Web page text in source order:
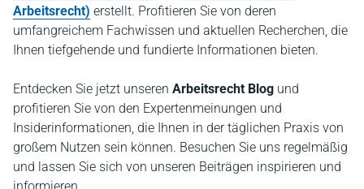
Arbeitsrecht) erstellt. Profitieren Sie von deren
umfangreichem Fachwissen und aktuellen Recherchen, die
Ihnen tiefgehende und fundierte Informationen bieten.
Entdecken Sie jetzt unseren Arbeitsrecht Blog und
profitieren Sie von den Expertenmeinungen und
Insiderinformationen, die Ihnen in der täglichen Praxis von
großem Nutzen sein können. Besuchen Sie uns regelmäßig
und lassen Sie sich von unseren Beiträgen inspirieren und
informieren.